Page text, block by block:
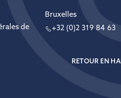
de
Bruxelles
+32 (0)2 319 84 63
RETOUR EN